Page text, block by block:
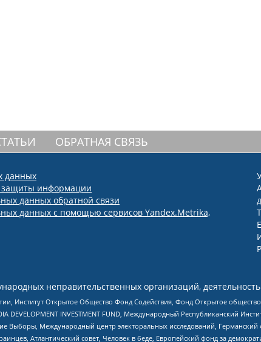
ОБРАТНАЯ СВЯЗЬ
данных
защиты информации
данных обратной связи
данных с помощью сервисов Yandex.Metrika,
неправительственных организаций,
Институт Открытое Общество Фонд Содействия, Фонд Открытое
DEVELOPMENT INVESTMENT FUND, Международный Республиканский
Выборы, Международный центр электоральных исследований,
Атлантический совет, Человек в беде, Европейский фонд за